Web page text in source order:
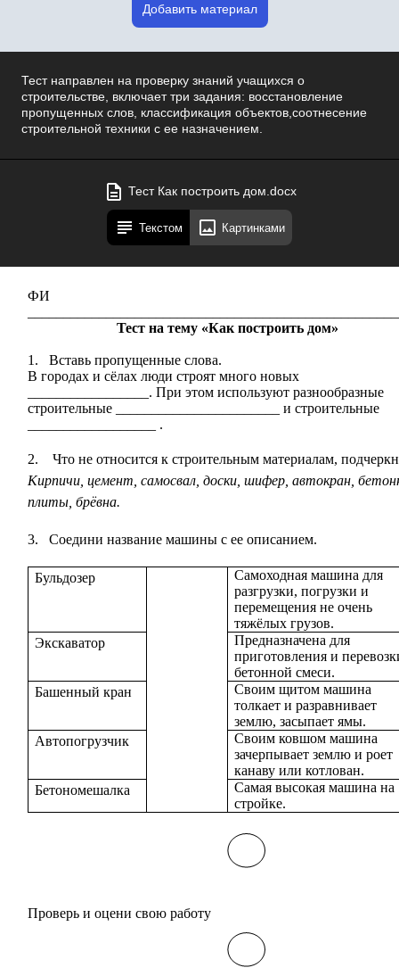
Добавить материал
Тест направлен на проверку знаний учащихся о
строительстве, включает три задания: восстановление
пропущенных слов, классификация объектов,соотнесение
строительной техники с ее назначением.
Тест Как построить дом.docx
Текстом Картинками
ФИ
Тест на тему «Как построить дом»
1.
Вставь пропущенные слова.
В городах и сёлах люди строят много новых
_________________. При этом используют разнообразные
строительные _______________________ и строительные
__________________ .
2.
Что не относится к строительным материалам,
Кирпичи, цемент, самосвал, доски, шифер, автокран,
плиты, брёвна.
3. Соедини название машины с ее описанием.
Бульдозер
Самоходная машина для
разгрузки, погрузки и
перемещения не очень
тяжёлых грузов.
Экскаватор
Предназначена для
приготовления и
бетонной смеси.
Башенный кран
Своим щитом машина
толкает и разравнивает
землю, засыпает ямы.
Автопогрузчик
Своим ковшом машина
зачерпывает землю и роет
канаву или котлован.
Бетономешалка
Самая высокая машина на
стройке.
Проверь и оцени свою работу